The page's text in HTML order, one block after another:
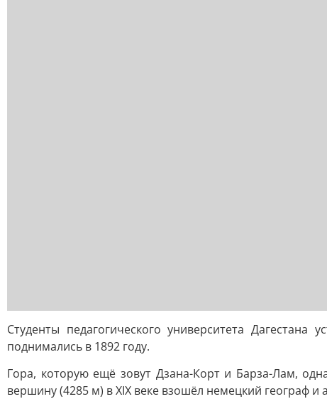
Студенты педагогического университета Дагестана
поднимались в 1892 году.
Гора, которую ещё зовут Дзана-Корт и Барза-Лам,
вершину (4285 м) в XIX веке взошёл немецкий географ